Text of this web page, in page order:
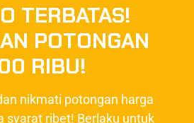
TERBATAS!
POTONGAN
RIBU!
nikmati potongan harga
syarat ribet! Berlaku untuk